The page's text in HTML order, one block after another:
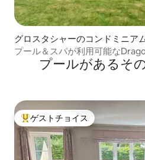
グロスタシャーのコンドミニア
プール＆スパが利用可能な
プールがあるそ
大好評のゲストチョイスです。
ゲストチョイス